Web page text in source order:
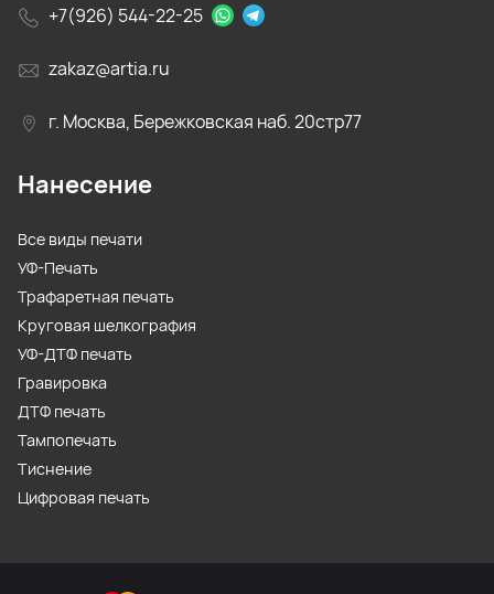
+7(926) 544-22-25
zakaz@artia.ru
г. Москва, Бережковская наб. 20стр77
Нанесение
Все виды печати
УФ-Печать
Трафаретная печать
Круговая шелкография
УФ-ДТФ печать
Гравировка
ДТФ печать
Тампопечать
Тиснение
Цифровая печать